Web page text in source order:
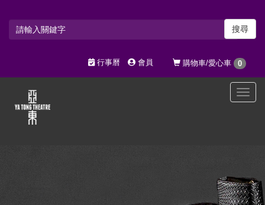
搜尋
購物車/愛心車 0
行事曆 會員
選